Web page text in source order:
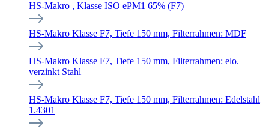
HS-Makro , Klasse ISO ePM1 65% (F7)
HS-Makro Klasse F7, Tiefe 150 mm, Filterrahmen: MDF
HS-Makro Klasse F7, Tiefe 150 mm, Filterrahmen: elo.
verzinkt Stahl
HS-Makro Klasse F7, Tiefe 150 mm, Filterrahmen: Edelstahl
1.4301